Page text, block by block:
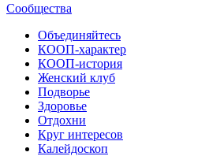
Сообщества
Объединяйтесь
КООП-характер
КООП-история
Женский клуб
Подворье
Здоровье
Отдохни
Круг интересов
Калейдоскоп